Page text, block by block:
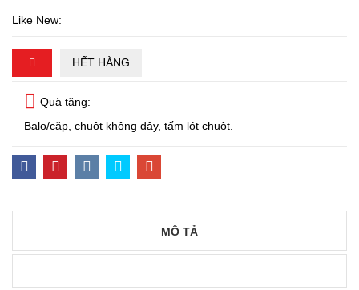
Like New:
HẾT HÀNG
Quà tặng:
Balo/cặp, chuột không dây, tấm lót chuột.
MÔ TẢ